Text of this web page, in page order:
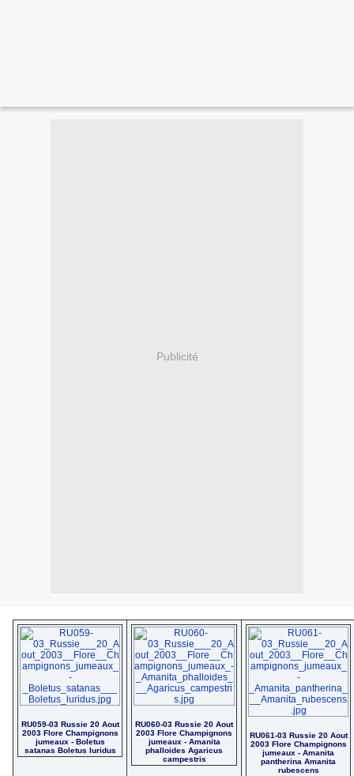
Publicité
RU059-03 Russie 20 Aout
2003 Flore Champignons
jumeaux - Boletus
satanas Boletus luridus
RU060-03 Russie 20 Aout
2003 Flore Champignons
jumeaux - Amanita
phalloides Agaricus
campestris
RU061-03 Russie 20 Aout
2003 Flore Champignons
jumeaux - Amanita
pantherina Amanita
rubescens